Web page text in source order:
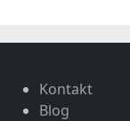
Kontakt
Blog